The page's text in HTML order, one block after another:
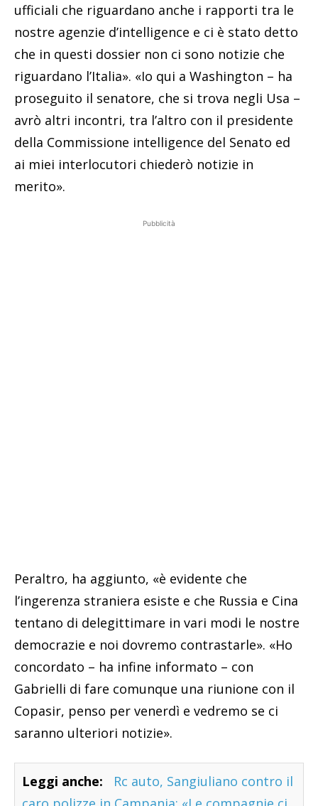
ufficiali che riguardano anche i rapporti tra le
nostre agenzie d’intelligence e ci è stato detto
che in questi dossier non ci sono notizie che
riguardano l’Italia». «Io qui a Washington – ha
proseguito il senatore, che si trova negli Usa –
avrò altri incontri, tra l’altro con il presidente
della Commissione intelligence del Senato ed
ai miei interlocutori chiederò notizie in
merito».
Pubblicità
Peraltro, ha aggiunto, «è evidente che
l’ingerenza straniera esiste e che Russia e Cina
tentano di delegittimare in vari modi le nostre
democrazie e noi dovremo contrastarle». «Ho
concordato – ha infine informato – con
Gabrielli di fare comunque una riunione con il
Copasir, penso per venerdì e vedremo se ci
saranno ulteriori notizie».
Leggi anche:
Rc auto, Sangiuliano contro il